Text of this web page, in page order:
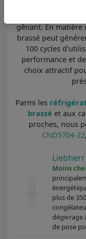
gênant. En
brassé peut
100 cycles
performance et
choix attractif
Parmi les
brassé et aux
proches, nous
CND5704-22,
Liebherr
Moins
plus de
dégivrage
de pose